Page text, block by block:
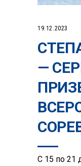
19.12.2023
—
С 15 по 21